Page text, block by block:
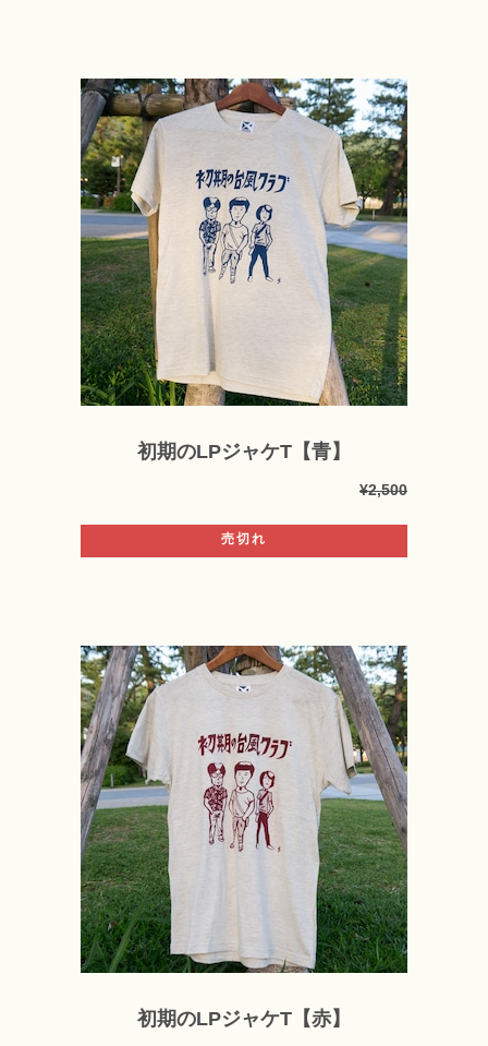
初期のLPジャケT【青】
¥2,500
売切れ
初期のLPジャケT【赤】